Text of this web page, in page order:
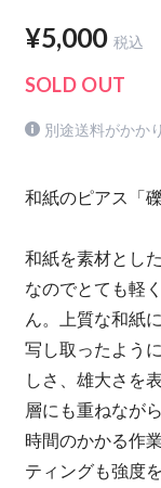
¥5,000 税込
SOLD OUT
別途送料がかか
和紙のピアス
和紙を素材とし
なのでとても軽
ん。上質な和紙
写し取ったよう
しさ、雄大さを
層にも重ねなが
時間のかかる作
ティングも強度